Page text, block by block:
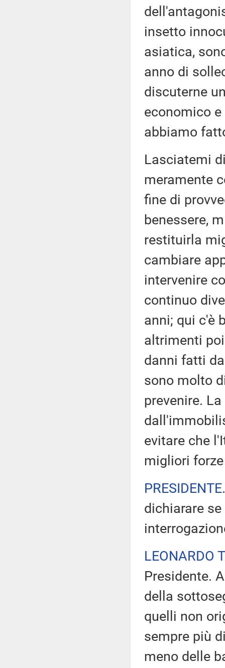
insetto
asiatica,
anno di
discuterne
economico
abbiamo
Lasciatemi
meramente
fine di
benessere,
restituirla
cambiare
intervenire
continuo
anni; qui c'è
altrimenti
danni fatti
sono molto
prevenire.
evitare che
migliori
PRESIDENTE
dichiarare
LEONARDO
Presidente.
della
quelli non
sempre più
meno delle